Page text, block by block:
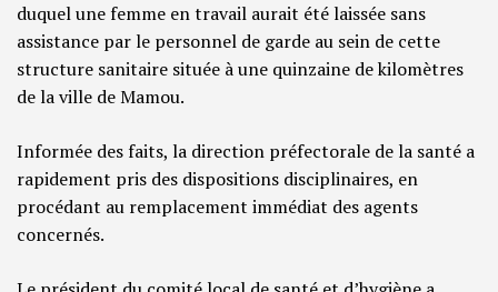
duquel une femme en travail aurait été laissée sans
assistance par le personnel de garde au sein de cette
structure sanitaire située à une quinzaine de kilomètres
de la ville de Mamou.
Informée des faits, la direction préfectorale de la santé a
rapidement pris des dispositions disciplinaires, en
procédant au remplacement immédiat des agents
concernés.